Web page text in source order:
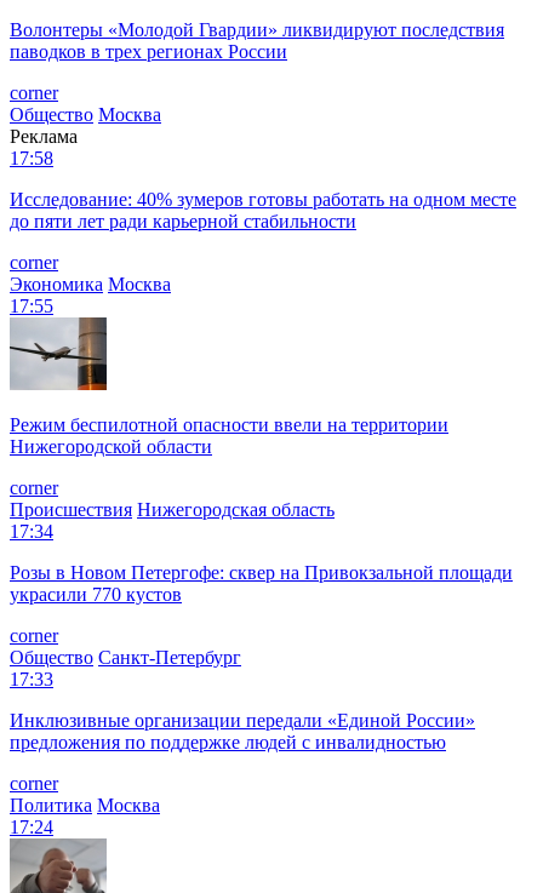
Волонтеры «Молодой Гвардии» ликвидируют последствия
паводков в трех регионах России
corner
Общество Москва
Реклама
17:58
Исследование: 40% зумеров готовы работать на одном месте
до пяти лет ради карьерной стабильности
corner
Экономика Москва
17:55
Режим беспилотной опасности ввели на территории
Нижегородской области
corner
Происшествия Нижегородская область
17:34
Розы в Новом Петергофе: сквер на Привокзальной площади
украсили 770 кустов
corner
Общество Санкт-Петербург
17:33
Инклюзивные организации передали «Единой России»
предложения по поддержке людей с инвалидностью
corner
Политика Москва
17:24